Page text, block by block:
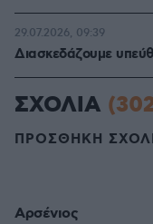
Διασκεδάζουμε
29.07.2026, 09:39
ΣΧΟΛΙΑ
ΠΡΟΣΘΗΚΗ
Αρσένιος